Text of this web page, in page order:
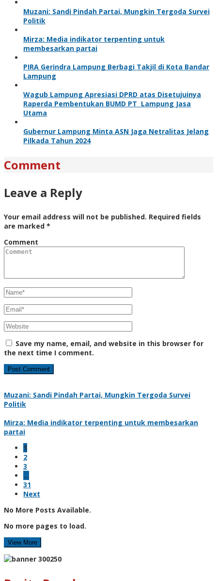
Muzani: Sandi Pindah Partai, Mungkin Tergoda Survei
Politik
Mirza: Media indikator terpenting untuk
membesarkan partai
PIRA Gerindra Lampung Berbagi Takjil di Kota Bandar
Lampung
Wagub Lampung Apresiasi DPRD atas Disetujuinya
Raperda Pembentukan BUMD PT Lampung Jasa
Utama
Gubernur Lampung Minta ASN Jaga Netralitas Jelang
Pilkada Tahun 2024
Comment
Leave a Reply
Your email address will not be published. Required fields
are marked *
Comment
Save my name, email, and website in this browser for
the next time I comment.
Muzani: Sandi Pindah Partai, Mungkin Tergoda Survei
Politik
Mirza: Media indikator terpenting untuk membesarkan
partai
1
2
3
…
31
Next
No More Posts Available.
No more pages to load.
View More